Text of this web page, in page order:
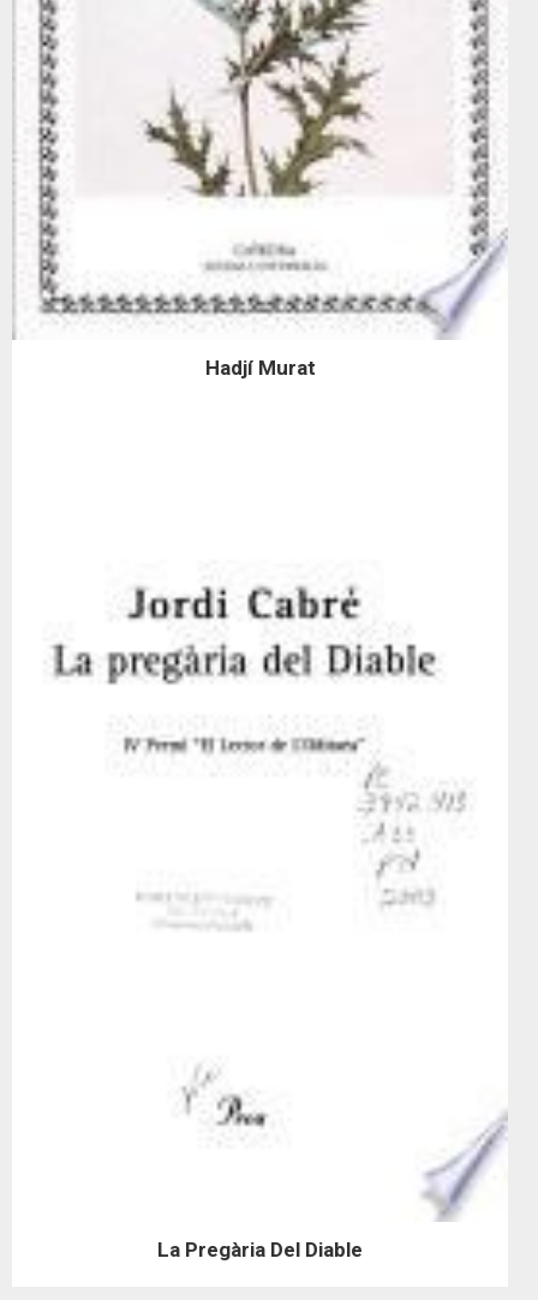
Hadjí Murat
La Pregària Del Diable